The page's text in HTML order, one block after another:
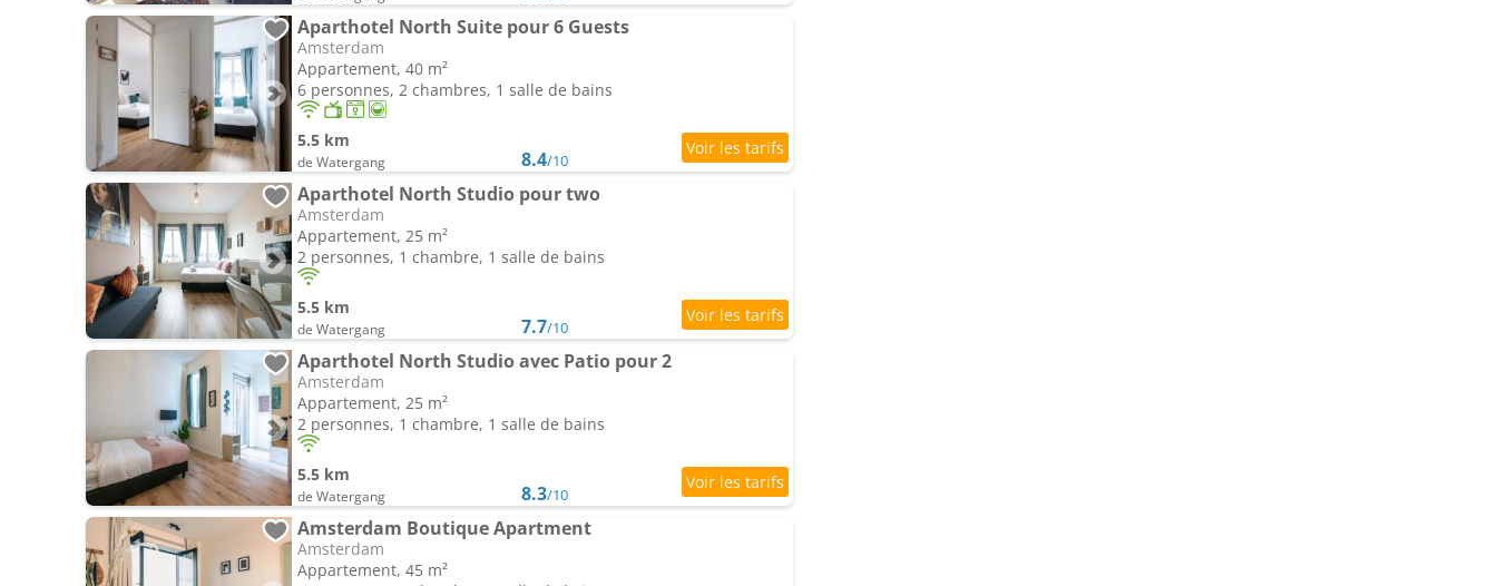
Aparthotel North Suite pour 6 Guests
Amsterdam
Appartement, 40 m²
6 personnes, 2 chambres, 1 salle de bains
5.5 km
de Watergang 8.4/10
Aparthotel North Studio pour two
Amsterdam
Appartement, 25 m²
2 personnes, 1 chambre, 1 salle de bains
5.5 km
de Watergang 7.7/10
Aparthotel North Studio avec Patio pour 2
Amsterdam
Appartement, 25 m²
2 personnes, 1 chambre, 1 salle de bains
5.5 km
de Watergang 8.3/10
Amsterdam Boutique Apartment
Amsterdam
Appartement, 45 m²